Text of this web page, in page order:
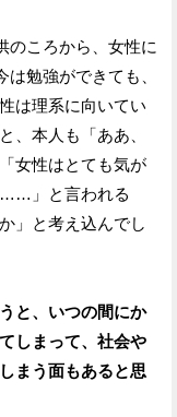
のころから、女性に
は勉強ができても、
は理系に向いてい
、本人も「ああ、
女性はとても気が
……」と言われる
」と考え込んでし
と、いつの間にか
しまって、社会や
まう面もあると思